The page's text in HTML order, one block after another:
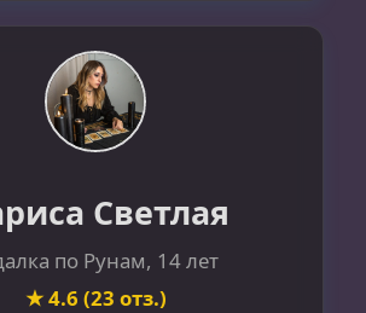
Светлая
по Рунам, 14 лет
★ 4.6 (23 отз.)